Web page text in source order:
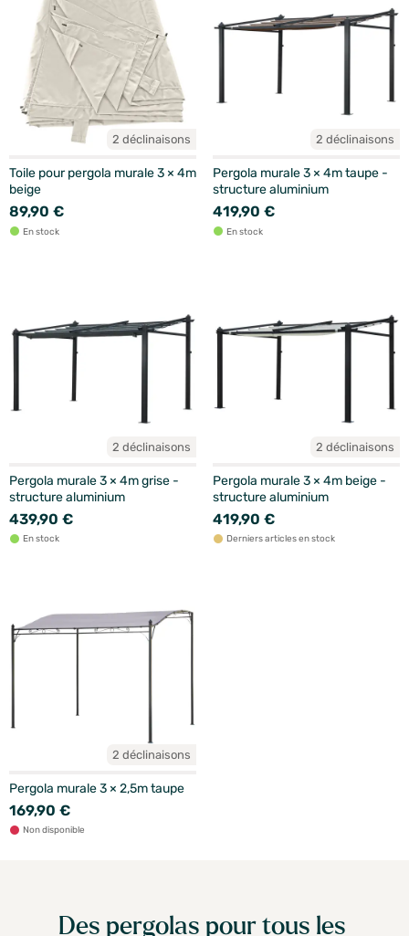
2 déclinaisons
Toile pour pergola murale 3 × 4m
beige
89,90 €
En stock
2 déclinaisons
Pergola murale 3 × 4m taupe -
structure aluminium
419,90 €
En stock
2 déclinaisons
Pergola murale 3 × 4m grise -
structure aluminium
439,90 €
En stock
2 déclinaisons
Pergola murale 3 × 4m beige -
structure aluminium
419,90 €
Derniers articles en stock
2 déclinaisons
Pergola murale 3 × 2,5m taupe
169,90 €
Non disponible
Des pergolas pour tous les